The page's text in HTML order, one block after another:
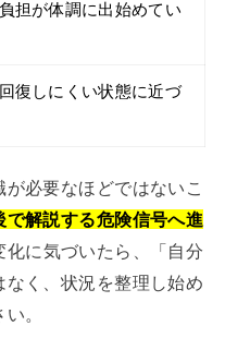
担が体調に出始めてい
復しにくい状態に近づ
必要なほどではないこ
で解説する危険信号へ進
化に気づいたら、「自分
く、状況を整理し始め
。